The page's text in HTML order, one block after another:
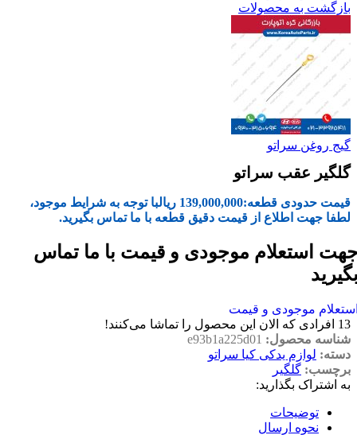
بازگشت به محصولات
گیج روغن سراتو
گلگیر عقب سراتو
قیمت حدودی قطعه:139,000,000 ریالبا توجه به شرایط موجود،
لطفا جهت اطلاع از قیمت دقیق قطعه با ما تماس بگیرید.
استعلام موجودی و قیمت با ما تماس
موجودی و قیمت
13 افرادی که الان این محصول را تماشا می‌کنند!
شناسه محصول: e93b1a225d01
دسته: لوازم یدکی کیا سراتو
برچسب: گلگیر
به اشتراک بگذارید:
توضیحات
نحوه ارسال